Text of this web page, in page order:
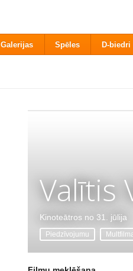
Galerijas Spēles D-biedri
Valītis
Kinoteātros no 31. jūlija
Piedzīvojumu